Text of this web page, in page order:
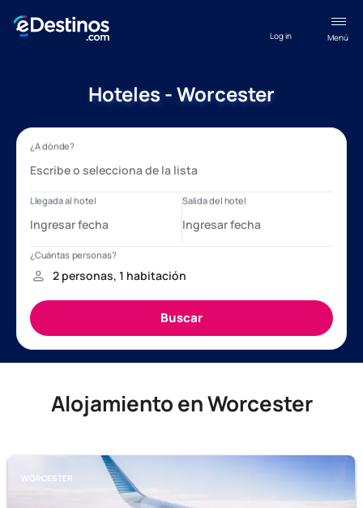
Menú
Log in
Hoteles - Worcester
Alojamiento en Worcester
WORCESTER